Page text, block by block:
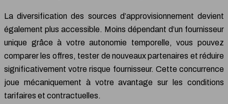
La diversification des sources d’approvisionnement devient
également plus accessible. Moins dépendant d’un fournisseur
unique grâce à votre autonomie temporelle, vous pouvez
comparer les offres, tester de nouveaux partenaires et réduire
significativement votre risque fournisseur. Cette concurrence
joue mécaniquement à votre avantage sur les conditions
tarifaires et contractuelles.